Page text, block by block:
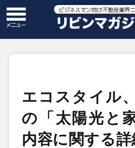
エコスタイル
の「太陽光と
内容に関する